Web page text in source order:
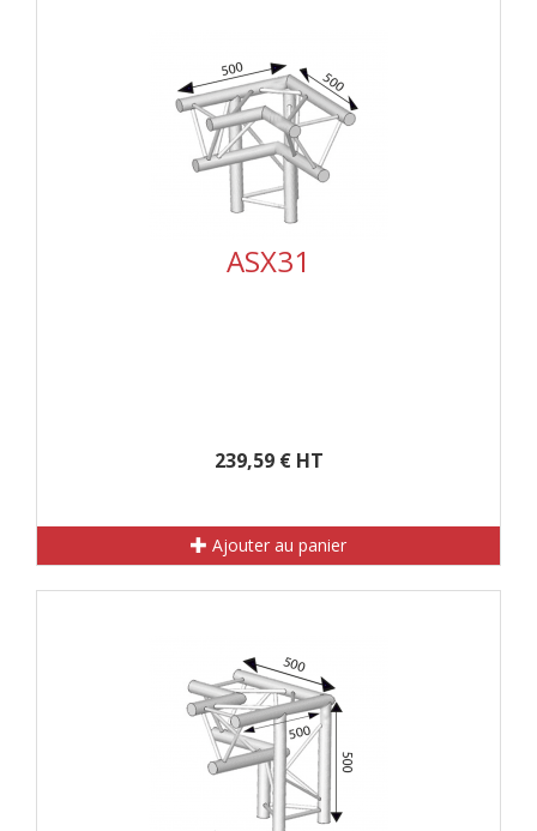
ASX31
239,59 € HT
Ajouter au panier